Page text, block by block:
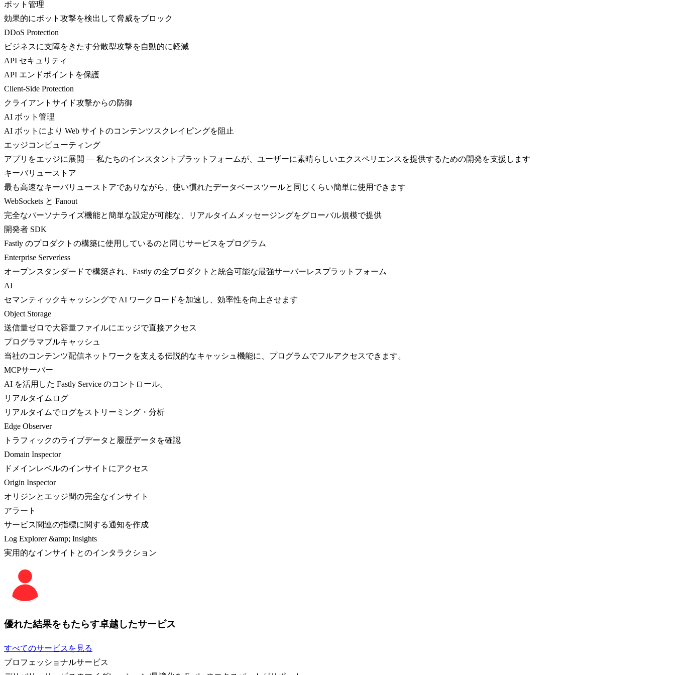
ボット管理
効果的にボット攻撃を検出して脅威をブロック
DDoS Protection
ビジネスに支障をきたす分散型攻撃を自動的に軽減
API セキュリティ
API エンドポイントを保護
Client-Side Protection
クライアントサイド攻撃からの防御
AI ボット管理
AI ボットにより Web サイトのコンテンツスクレイピングを阻止
エッジコンピューティング
アプリをエッジに展開 — 私たちのインスタントプラットフォームが、ユーザーに素晴らしいエクスペリエンスを提供するための開発を支援します
キーバリューストア
最も高速なキーバリューストアでありながら、使い慣れたデータベースツールと同じくらい簡単に使用できます
WebSockets と Fanout
完全なパーソナライズ機能と簡単な設定が可能な、リアルタイムメッセージングをグローバル規模で提供
開発者 SDK
Fastly のプロダクトの構築に使用しているのと同じサービスをプログラム
Enterprise Serverless
オープンスタンダードで構築され、Fastly の全プロダクトと統合可能な最強サーバーレスプラットフォーム
AI
セマンティックキャッシングで AI ワークロードを加速し、効率性を向上させます
Object Storage
送信量ゼロで大容量ファイルにエッジで直接アクセス
プログラマブルキャッシュ
当社のコンテンツ配信ネットワークを支える伝説的なキャッシュ機能に、プログラムでフルアクセスできます。
MCPサーバー
AI を活用した Fastly Service のコントロール。
リアルタイムログ
リアルタイムでログをストリーミング・分析
Edge Observer
トラフィックのライブデータと履歴データを確認
Domain Inspector
ドメインレベルのインサイトにアクセス
Origin Inspector
オリジンとエッジ間の完全なインサイト
アラート
サービス関連の指標に関する通知を作成
Log Explorer &amp; Insights
実用的なインサイトとのインタラクション
優れた結果をもたらす卓越したサービス
すべてのサービスを見る
プロフェッショナルサービス